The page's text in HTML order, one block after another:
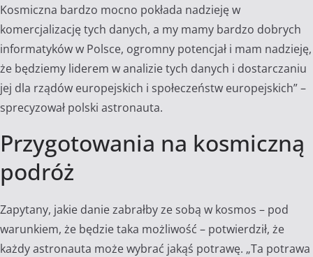
Kosmiczna bardzo mocno pokłada nadzieję w
komercjalizację tych danych, a my mamy bardzo dobrych
informatyków w Polsce, ogromny potencjał i mam nadzieję,
że będziemy liderem w analizie tych danych i dostarczaniu
jej dla rządów europejskich i społeczeństw europejskich” –
sprecyzował polski astronauta.
Przygotowania na kosmiczną
podróż
Zapytany, jakie danie zabrałby ze sobą w kosmos – pod
warunkiem, że będzie taka możliwość – potwierdził, że
każdy astronauta może wybrać jakąś potrawę. „Ta potrawa